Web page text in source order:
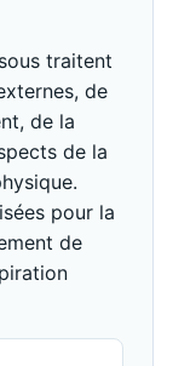
traitent
de
de la
de la
pour la
de